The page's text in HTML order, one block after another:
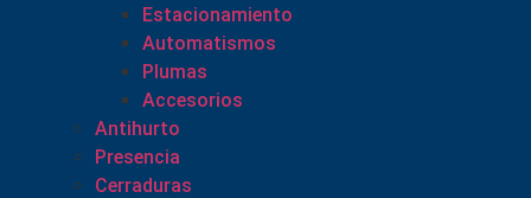
Estacionamiento
Automatismos
Plumas
Accesorios
Antihurto
Presencia
Cerraduras